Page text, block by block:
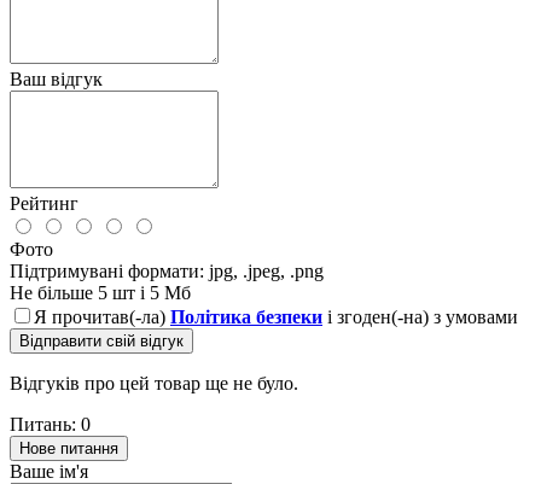
Ваш відгук
Рейтинг
Фото
Підтримувані формати: jpg, .jpeg, .png
Не більше 5 шт і 5 Мб
Я прочитав(-ла) Політика безпеки і згоден(-на) з умовами
Відправити свій відгук
Відгуків про цей товар ще не було.
Питань: 0
Нове питання
Ваше ім'я